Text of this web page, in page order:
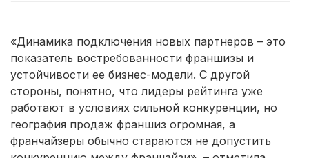
«Динамика подключения новых партнеров – это
показатель востребованности франшизы и
устойчивости ее бизнес-модели. С другой
стороны, понятно, что лидеры рейтинга уже
работают в условиях сильной конкуренции, но
география продаж франшиз огромная, а
франчайзеры обычно стараются не допустить